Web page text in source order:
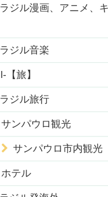
ジル漫画、アニメ、
ジル音楽
【旅】
ジル旅行
サンパウロ観光
サンパウロ市内観光
ホテル